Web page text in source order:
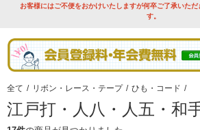
お客様にはご不便をおかけいたしますが何卒ご了承いた
す。
全て / リボン・レース・テープ / ひも・コード /
江戸打・人八・人五・和